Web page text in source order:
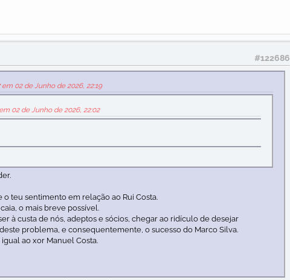
#122686
02 de Junho de 2026, 22:19
02 de Junho de 2026, 22:02
teu sentimento em relação ao Rui Costa.
o mais breve possível.
à custa de nós, adeptos e sócios, chegar ao ridículo de desejar
problema, e consequentemente, o sucesso do Marco Silva.
ao xor Manuel Costa.